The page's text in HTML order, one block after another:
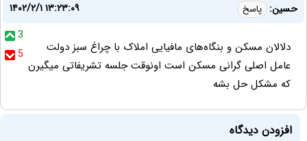
حسین: پاسخ
۱۴۰۲/۲/۱ ۱۳:۲۳:۰۹
3
5
دلالان مسکن و بنگاه‌های مافیایی املاک با چراغ سبز دولت
عامل اصلی گرانی مسکن است اونوقت جلسه تشریفاتی میگیرن
که مشکل حل بشه
افزودن دیدگاه